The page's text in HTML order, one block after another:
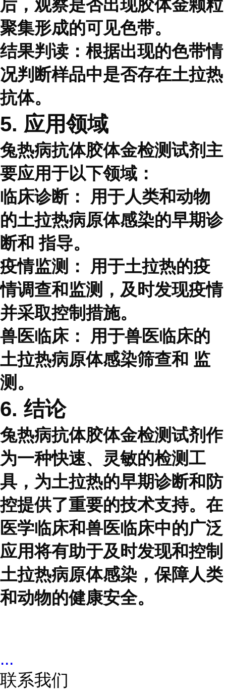
后，观察是否出现胶体金颗粒
聚集形成的可见色带。
结果判读：根据出现的色带情
况判断样品中是否存在土拉热
抗体。
5. 应用领域
兔热病抗体胶体金检测试剂主
要应用于以下领域：
临床诊断：
用于人类和动物
的土拉热病原体感染的早期诊
断和 指导。
疫情监测：
用于土拉热的疫
情调查和监测，及时发现疫情
并采取控制措施。
兽医临床：
用于兽医临床的
土拉热病原体感染筛查和 监
测。
6. 结论
兔热病抗体胶体金检测试剂作
为一种快速、灵敏的检测工
具，为土拉热的早期诊断和防
控提供了重要的技术支持。在
医学临床和兽医临床中的广泛
应用将有助于及时发现和控制
土拉热病原体感染，保障人类
和动物的健康安全。
...
联系我们